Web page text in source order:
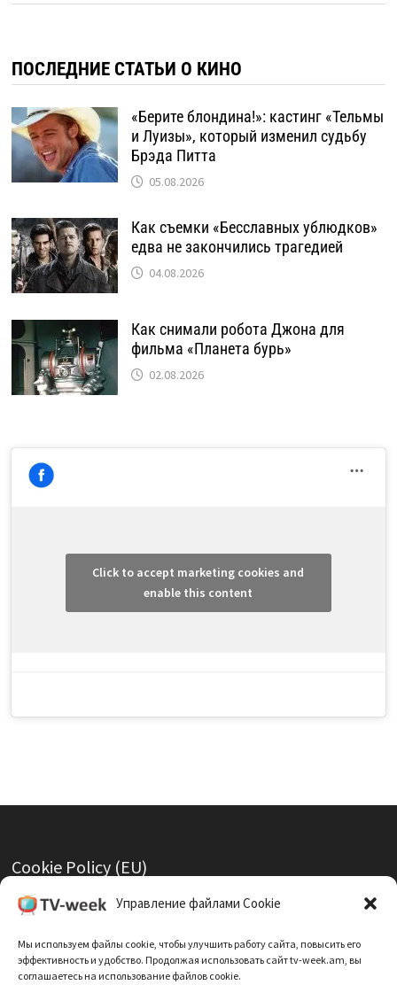
Управление файлами Cookie
Мы используем файлы cookie, чтобы улучшить работу сайта, повысить его
эффективность и удобство. Продолжая использовать сайт tv-week.am, вы
соглашаетесь на использование файлов cookie.
ПОСЛЕДНИЕ СТАТЬИ О КИНО
«Берите блондина!»: кастинг «Тельмы
и Луизы», который изменил судьбу
Брэда Питта
05.08.2026
Как съемки «Бесславных ублюдков»
едва не закончились трагедией
04.08.2026
Как снимали робота Джона для
фильма «Планета бурь»
02.08.2026
Click to accept marketing cookies and
enable this content
Cookie Policy (EU)
Политика Конфиденциальности